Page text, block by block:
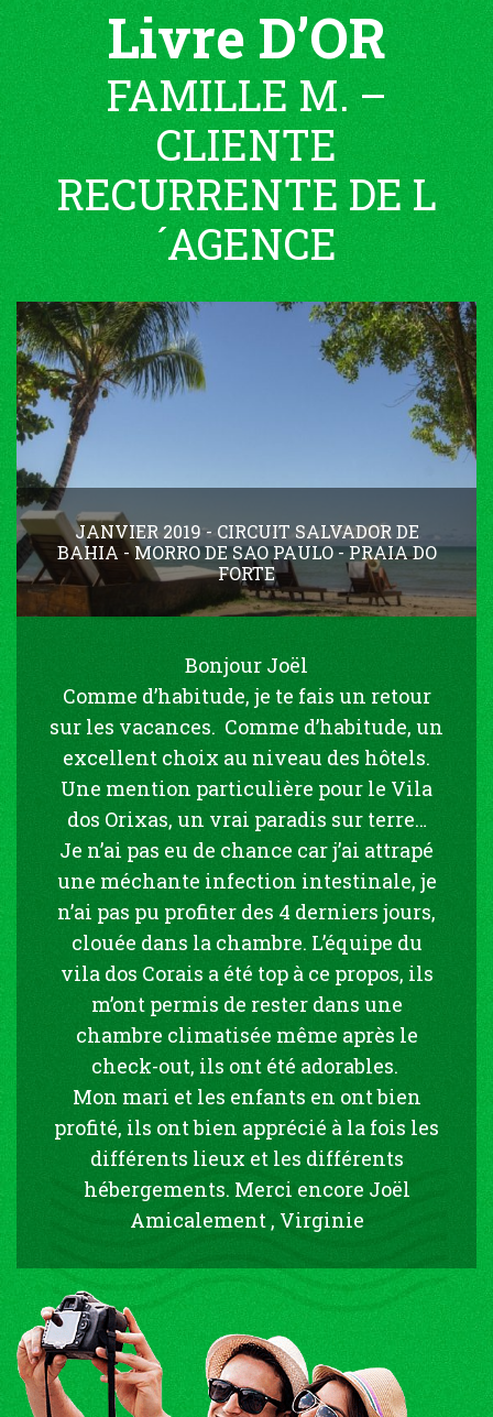
Livre D’OR
FAMILLE M. –
CLIENTE
RECURRENTE DE L
´AGENCE
JANVIER 2019 - CIRCUIT SALVADOR DE
BAHIA - MORRO DE SAO PAULO - PRAIA DO
FORTE
Bonjour Joël
Comme d’habitude, je te fais un retour
sur les vacances. Comme d’habitude, un
excellent choix au niveau des hôtels.
Une mention particulière pour le Vila
dos Orixas, un vrai paradis sur terre…
Je n’ai pas eu de chance car j’ai attrapé
une méchante infection intestinale, je
n’ai pas pu profiter des 4 derniers jours,
clouée dans la chambre. L’équipe du
vila dos Corais a été top à ce propos, ils
m’ont permis de rester dans une
chambre climatisée même après le
check-out, ils ont été adorables.
Mon mari et les enfants en ont bien
profité, ils ont bien apprécié à la fois les
différents lieux et les différents
hébergements. Merci encore Joël
Amicalement , Virginie